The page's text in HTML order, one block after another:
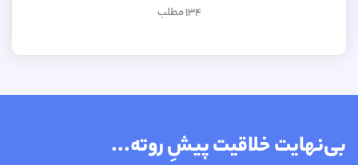
134 مطلب
بی‌نهایت خلاقیت پیشِ روته...